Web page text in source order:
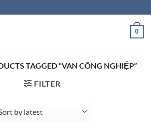
0
TAGGED “VAN CÔNG NGHIỆP”
FILTER